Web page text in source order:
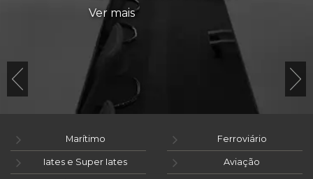
Ver mais
Marítimo
Iates e Super Iates
Ferroviário
Aviação